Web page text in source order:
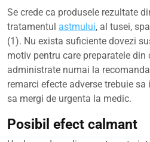
Se crede ca produsele rezultate
tratamentul astmului, al tusei,
(1). Nu exista suficiente dovezi
motiv pentru care preparatele din
administrate numai la
remarci efecte adverse trebuie
sa mergi de urgenta la medic.
Posibil efect calmant